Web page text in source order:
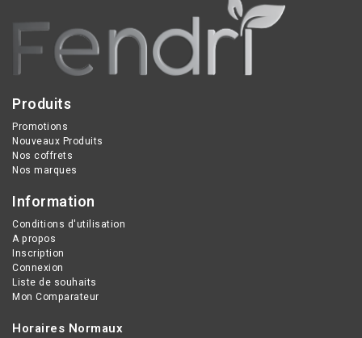
Produits
Promotions
Nouveaux Produits
Nos coffrets
Nos marques
Information
Conditions d'utilisation
A propos
Inscription
Connexion
Liste de souhaits
Mon Comparateur
Horaires Normaux